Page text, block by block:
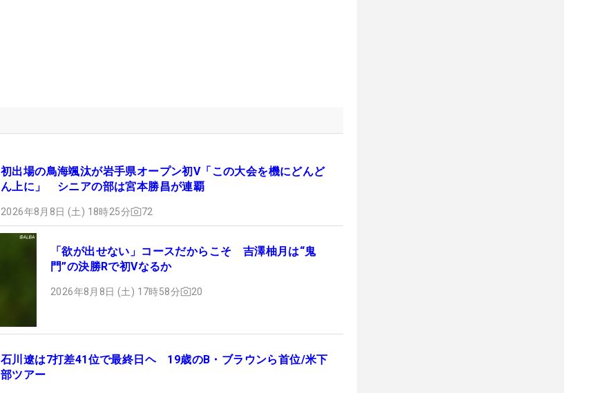
初出場の鳥海颯汰が岩手県オープン初V「この大会を機にどんど
ん上に」 シニアの部は宮本勝昌が連覇
2026年8月8日 (土) 18時25分 72
「欲が出せない」コースだからこそ 吉澤柚月は“鬼
門”の決勝Rで初Vなるか
2026年8月8日 (土) 17時58分 20
石川遼は7打差41位で最終日ヘ 19歳のB・ブラウンら首位/米下
部ツアー